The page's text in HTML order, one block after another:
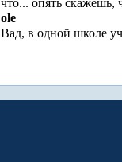
что... опять скажешь,
ole
Вад, в одной школе